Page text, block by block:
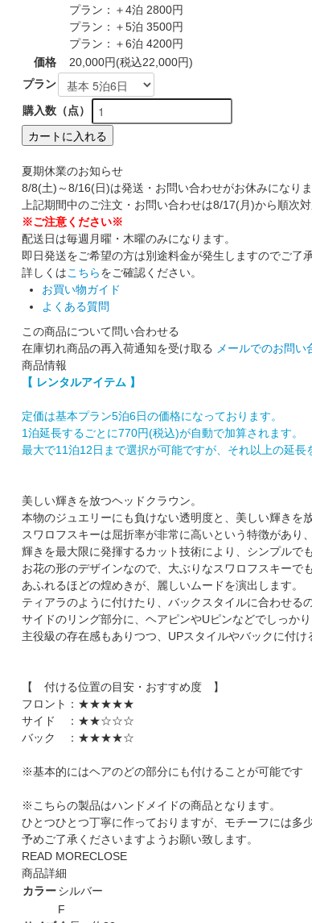
プラン：＋4泊 2800円
プラン：＋5泊 3500円
プラン：＋6泊 4200円
価格
20,000円(税込22,000円)
プラン
購入数（点）
カートに入れる
夏期休業のお知らせ
8/8(土)～8/16(日)は発送・お問い合わせがお休みになりま
上記期間中のご注文・お問い合わせは8/17(月)から順次対
※ご注意ください※
配送日は毎週月曜・木曜のみになります。
即日発送をご希望の方は別途料金が発生しますのでご了
詳しくはこちらをご確認ください。
お買い物ガイド
よくある質問
この商品について問い合わせる
在庫切れ商品の再入荷通知を受け取る
メールでのお問い
商品情報
【 レンタルアイテム 】
定価は基本プラン5泊6日の価格になっております。
1泊延長するごとに770円(税込)が自動で加算されます。
最大で11泊12日まで選択が可能ですが、それ以上の延長
美しい輝きを放つヘッドクラウン。
本物のジュエリーにも負けない透明度と、美しい輝きを
スワロフスキーは屈折率が非常に高いという特徴があり
輝きを最大限に発揮するカット技術により、シンプルで
お花の形のデザインなので、大ぶりなスワロフスキーで
あふれるほどの煌めきが、麗しいムードを演出します。
ティアラのように付けたり、バックスタイルに合わせる
サイドのリング部分に、ヘアピンやUピンなどでしっかり
主役級の存在感もありつつ、UPスタイルやバックに付け
【 付ける位置の目安・おすすめ度 】
フロント：★★★★★
サイド ：★★☆☆☆
バック ：★★★★☆
※基本的にはヘアのどの部分にも付けることが可能です
※こちらの製品はハンドメイドの商品となります。
ひとつひとつ丁寧に作っておりますが、モチーフには多
予めご了承くださいますようお願い致します。
READ MORECLOSE
商品詳細
カラーシルバー
F